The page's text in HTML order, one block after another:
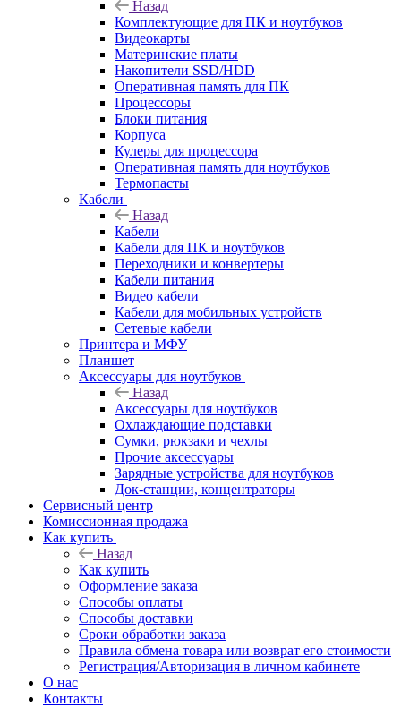
Назад
Комплектующие для ПК и ноутбуков
Видеокарты
Материнские платы
Накопители SSD/HDD
Оперативная память для ПК
Процессоры
Блоки питания
Корпуса
Кулеры для процессора
Оперативная память для ноутбуков
Термопасты
Кабели
Назад
Кабели
Кабели для ПК и ноутбуков
Переходники и конвертеры
Кабели питания
Видео кабели
Кабели для мобильных устройств
Сетевые кабели
Принтера и МФУ
Планшет
Аксессуары для ноутбуков
Назад
Аксессуары для ноутбуков
Охлаждающие подставки
Сумки, рюкзаки и чехлы
Прочие аксессуары
Зарядные устройства для ноутбуков
Док-станции, концентраторы
Сервисный центр
Комиссионная продажа
Как купить
Назад
Как купить
Оформление заказа
Способы оплаты
Способы доставки
Сроки обработки заказа
Правила обмена товара или возврат его стоимости
Регистрация/Авторизация в личном кабинете
О нас
Контакты